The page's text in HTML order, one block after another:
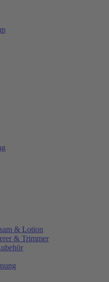
& Lotion
& Trimmer